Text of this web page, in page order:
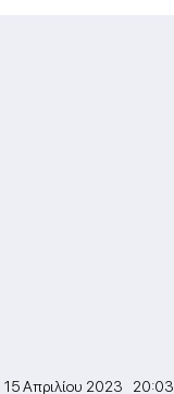
15 Απριλίου 2023 20:03